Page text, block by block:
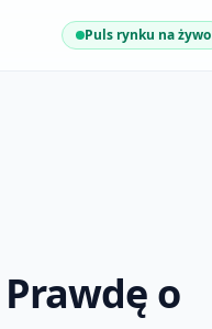
Puls rynku na żywo
o